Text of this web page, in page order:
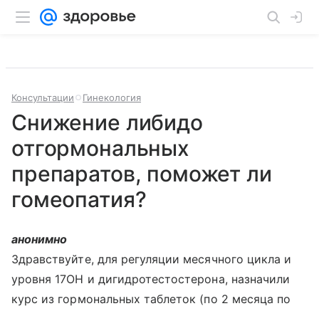
Консультации Гинекология
Снижение либидо
отгормональных
препаратов, поможет ли
гомеопатия?
анонимно
Здравствуйте, для регуляции месячного цикла и
уровня 17OH и дигидротестостерона, назначили
курс из гормональных таблеток (по 2 месяца по